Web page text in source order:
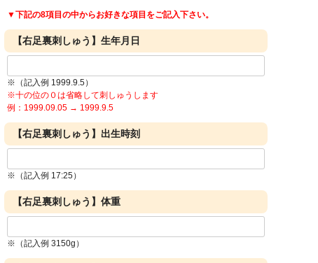
)
▼下記の8項目の中からお好きな項目をご記入下さい。
【右足裏刺しゅう】生年月日
※（記入例 1999.9.5）
※十の位の０は省略して刺しゅうします
例：1999.09.05 → 1999.9.5
【右足裏刺しゅう】出生時刻
※（記入例 17:25）
【右足裏刺しゅう】体重
※（記入例 3150g）